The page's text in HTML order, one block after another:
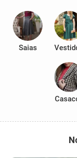
Saias